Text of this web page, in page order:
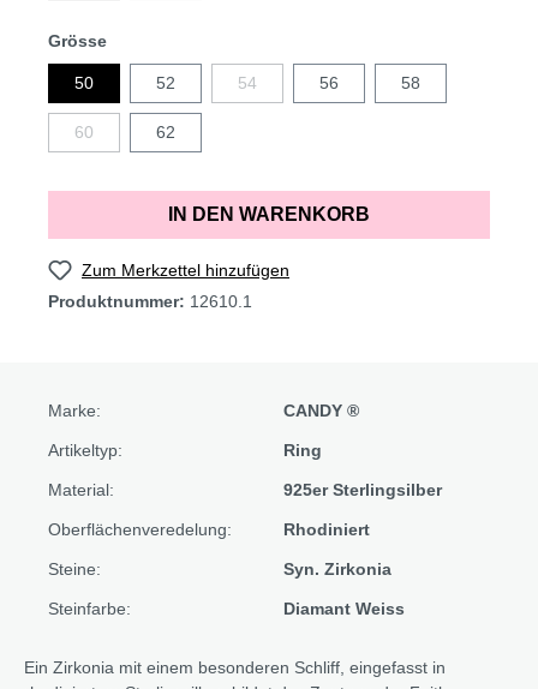
Grösse
50 52 54 56 58
60 62
IN DEN WARENKORB
Zum Merkzettel hinzufügen
Produktnummer: 12610.1
Marke: CANDY ®
Artikeltyp: Ring
Material: 925er Sterlingsilber
Oberflächenveredelung: Rhodiniert
Steine: Syn. Zirkonia
Steinfarbe: Diamant Weiss
Ein Zirkonia mit einem besonderen Schliff, eingefasst in